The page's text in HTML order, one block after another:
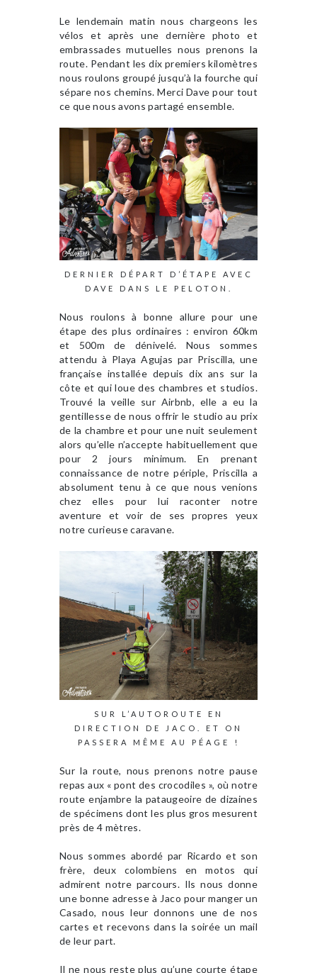
Le lendemain matin nous chargeons les
vélos et après une dernière photo et
embrassades mutuelles nous prenons la
route. Pendant les dix premiers kilomètres
nous roulons groupé jusqu’à la fourche qui
sépare nos chemins. Merci Dave pour tout
ce que nous avons partagé ensemble.
DERNIER DÉPART D’ÉTAPE AVEC
DAVE DANS LE PELOTON.
Nous roulons à bonne allure pour une
étape des plus ordinaires : environ 60km
et 500m de dénivelé. Nous sommes
attendu à Playa Agujas par Priscilla, une
française installée depuis dix ans sur la
côte et qui loue des chambres et studios.
Trouvé la veille sur Airbnb, elle a eu la
gentillesse de nous offrir le studio au prix
de la chambre et pour une nuit seulement
alors qu’elle n’accepte habituellement que
pour 2 jours minimum. En prenant
connaissance de notre périple, Priscilla a
absolument tenu à ce que nous venions
chez elles pour lui raconter notre
aventure et voir de ses propres yeux
notre curieuse caravane.
SUR L’AUTOROUTE EN
DIRECTION DE JACO. ET ON
PASSERA MÊME AU PÉAGE !
Sur la route, nous prenons notre pause
repas aux « pont des crocodiles », où notre
route enjambre la pataugeoire de dizaines
de spécimens dont les plus gros mesurent
près de 4 mètres.
Nous sommes abordé par Ricardo et son
frère, deux colombiens en motos qui
admirent notre parcours. Ils nous donne
une bonne adresse à Jaco pour manger un
Casado, nous leur donnons une de nos
cartes et recevons dans la soirée un mail
de leur part.
Il ne nous reste plus qu’une courte étape